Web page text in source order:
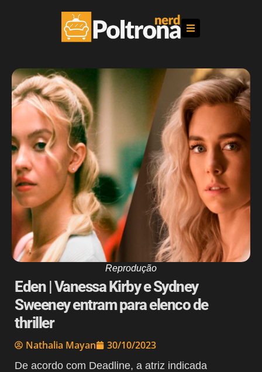
Reprodução
Eden | Vanessa Kirby e Sydney
Sweeney entram para elenco de
thriller
Nathalia Mayan 30/10/2023
De acordo com Deadline, a atriz indicada